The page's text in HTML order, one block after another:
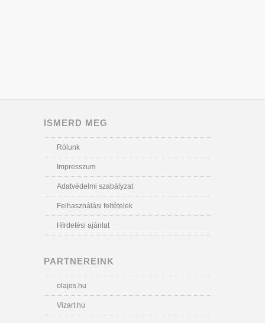
ISMERD MEG
Rólunk
Impresszum
Adatvédelmi szabályzat
Felhasználási feltételek
Hírdetési ajánlat
PARTNEREINK
olajos.hu
Vizart.hu